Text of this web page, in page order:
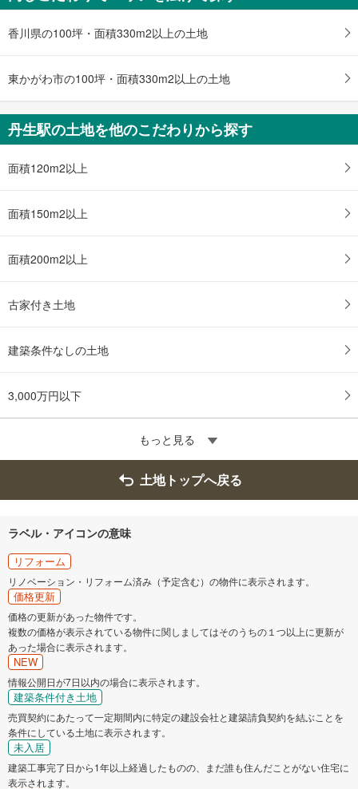
ペ
ー
保
す
る
香川県の100坪・面積330m2以上の土地
東かがわ市の100坪・面積330m2以上の土地
丹生駅の土地を他のこだわりから探す
面積120m2以上
面積150m2以上
面積200m2以上
古家付き土地
建築条件なしの土地
3,000万円以下
もっと見る
土地トップへ戻る
ラベル・アイコンの意味
リフォーム
リノベーション・リフォーム済み（予定含む）の物件に表示されます。
価格更新
価格の更新があった物件です。
複数の価格が表示されている物件に関しましてはそのうちの１つ以上に更新が
あった場合に表示されます。
NEW
情報公開日が7日以内の場合に表示されます。
建築条件付き土地
売買契約にあたって一定期間内に特定の建設会社と建築請負契約を結ぶことを
条件にしている土地に表示されます。
未入居
建築工事完了日から1年以上経過したものの、まだ誰も住んだことがない住宅に
表示されます。